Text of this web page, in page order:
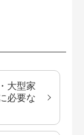
大型家
必要な